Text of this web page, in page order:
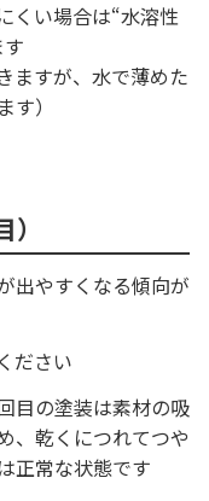
くい場合は“水溶性
ますが、水で薄めた
）
出やすくなる傾向が
ださい
目の塗装は素材の吸
、乾くにつれてつや
正常な状態です